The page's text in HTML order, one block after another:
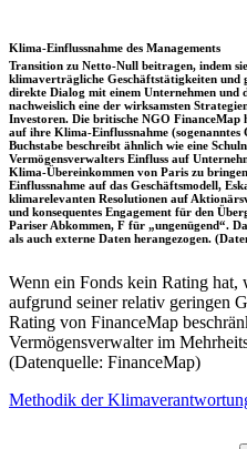
Klima-Einflussnahme des Managements
Transition zu Netto-Null beitragen, indem
klimaverträgliche Geschäftstätigkeiten und
direkte Dialog mit einem Unternehmen und
nachweislich eine der wirksamsten
Investoren. Die britische NGO
auf ihre Klima-Einflussnahme
Buchstabe beschreibt ähnlich wie eine
Vermögensverwalters Einfluss auf
Klima-Übereinkommen von Paris zu
Einflussnahme auf das Geschäftsmodell,
klimarelevanten Resolutionen auf
und konsequentes Engagement für den
Pariser Abkommen, F für „ungenügend“.
als auch externe Daten herangezogen.
Wenn ein Fonds kein Rating hat,
aufgrund seiner relativ geringen
Rating von FinanceMap
Vermögensverwalter im
(Datenquelle: FinanceMap)
Methodik der